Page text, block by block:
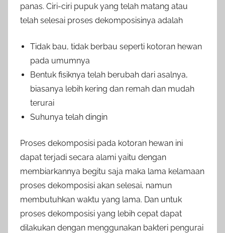
panas. Ciri-ciri pupuk yang telah matang atau
telah selesai proses dekomposisinya adalah
Tidak bau, tidak berbau seperti kotoran hewan
pada umumnya
Bentuk fisiknya telah berubah dari asalnya,
biasanya lebih kering dan remah dan mudah
terurai
Suhunya telah dingin
Proses dekomposisi pada kotoran hewan ini
dapat terjadi secara alami yaitu dengan
membiarkannya begitu saja maka lama kelamaan
proses dekomposisi akan selesai, namun
membutuhkan waktu yang lama. Dan untuk
proses dekomposisi yang lebih cepat dapat
dilakukan dengan menggunakan bakteri pengurai